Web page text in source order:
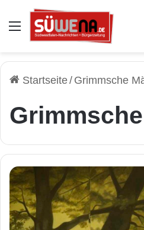
Auswahl
Startseite/ Grimmsche